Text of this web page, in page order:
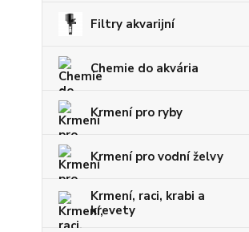
Filtry akvarijní
Chemie do akvária
Krmení pro ryby
Krmení pro vodní želvy
Krmení, raci, krabi a
krevety